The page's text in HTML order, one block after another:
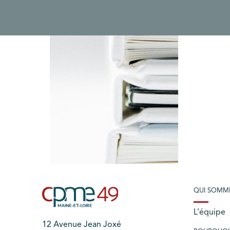
12 Avenue Jean Joxé
QUI
L’équipe